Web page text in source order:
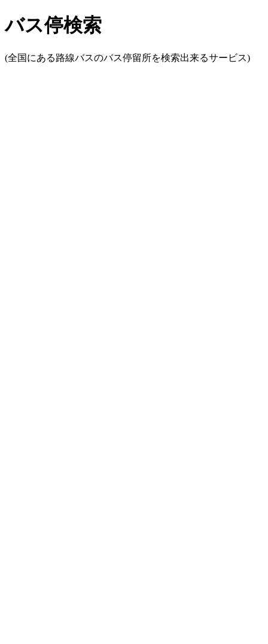
バス停検索
(全国にある路線バスのバス停留所を検索出来るサービス)